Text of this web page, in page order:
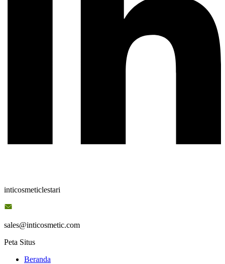
inticosmeticlestari
sales@inticosmetic.com
Peta Situs
Beranda